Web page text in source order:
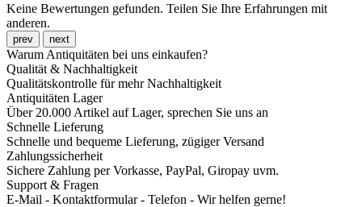
Keine Bewertungen gefunden. Teilen Sie Ihre Erfahrungen mit
anderen.
prev next
Warum Antiquitäten bei uns einkaufen?
Qualität & Nachhaltigkeit
Qualitätskontrolle für mehr Nachhaltigkeit
Antiquitäten Lager
Über 20.000 Artikel auf Lager, sprechen Sie uns an
Schnelle Lieferung
Schnelle und bequeme Lieferung, zügiger Versand
Zahlungssicherheit
Sichere Zahlung per Vorkasse, PayPal, Giropay uvm.
Support & Fragen
E-Mail - Kontaktformular - Telefon - Wir helfen gerne!